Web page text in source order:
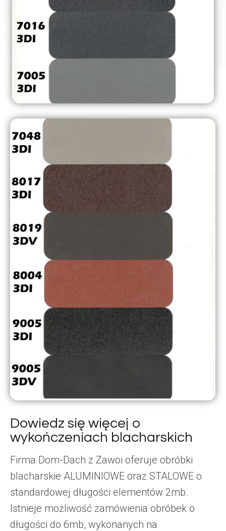
Dowiedz się więcej o
wykończeniach blacharskich
Firma Dom-Dach z Zawoi oferuje obróbki
blacharskie ALUMINIOWE oraz STALOWE o
standardowej długości elementów 2mb.
Istnieje możliwość zamówienia obróbek o
długości do 6mb, wykonanych na